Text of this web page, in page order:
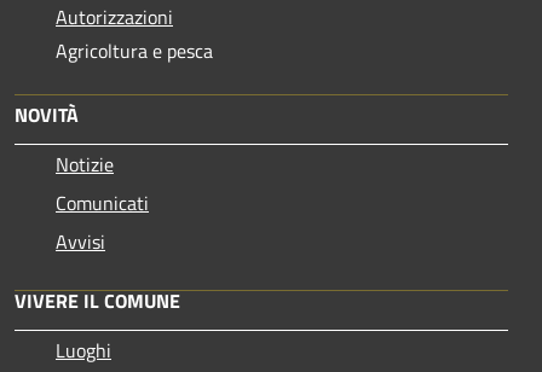
Autorizzazioni
Agricoltura e pesca
NOVITÀ
Notizie
Comunicati
Avvisi
VIVERE IL COMUNE
Luoghi